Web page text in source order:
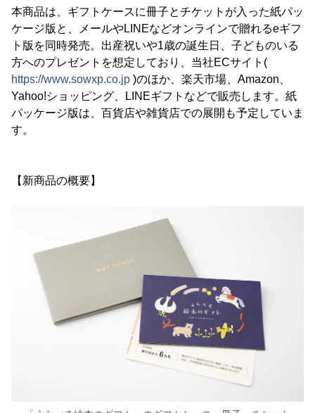
本商品は、ギフトケースに冊子とチケットが入った紙パッ
ケージ版と、メールやLINEなどオンラインで贈れるeギフ
ト版を同時発売。出産祝いや1歳の誕生日、子どものいる
方へのプレゼントを想定しており、当社ECサイト(
https://www.sowxp.co.jp )のほか、楽天市場、Amazon、
Yahoo!ショッピング、LINEギフトなどで販売します。紙
パッケージ版は、百貨店や雑貨店での展開も予定していま
す。
【新商品の概要】